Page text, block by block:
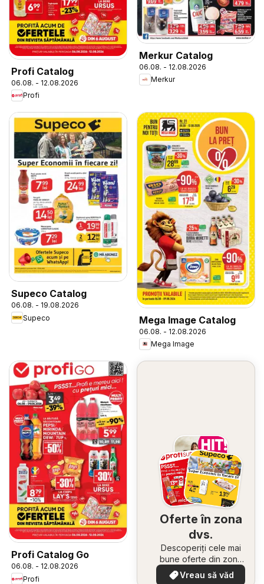
Profi Catalog
06.08. - 12.08.2026
Profi
Merkur Catalog
06.08. - 12.08.2026
Merkur
Supeco Catalog
06.08. - 19.08.2026
Supeco
Mega Image Catalog
06.08. - 12.08.2026
Mega Image
Profi Catalog Go
06.08. - 12.08.2026
Profi
Oferte în zona
dvs.
Descoperiți cele mai
bune oferte din zona
dumneavoastră
Vreau să văd